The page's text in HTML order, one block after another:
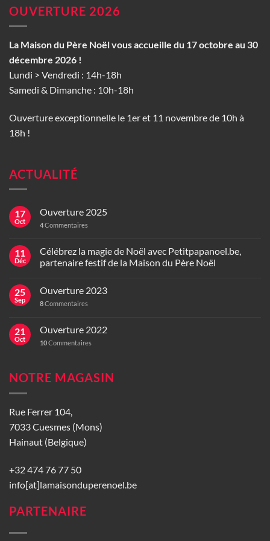
OUVERTURE 2026
La Maison du Père Noël vous accueille du 17 octobre au 30
décembre 2026 !
Lundi > Vendredi : 14h-18h
Samedi & Dimanche : 10h-18h
Ouverture exceptionnelle le 1er et 11 novembre de 10h à
18h !
ACTUALITÉ
17
Oct
Ouverture 2025
4Commentaires
11
Déc
Célébrez la magie de Noël avec Petitpapanoel.be,
partenaire festif de la Maison du Père Noël
25
Sep
Ouverture 2023
8Commentaires
21
Oct
Ouverture 2022
10Commentaires
NOTRE MAGASIN
Rue Ferrer 104,
7033 Cuesmes (Mons)
Hainaut (Belgique)
+32 474 76 77 50
info[at]lamaisonduperenoel.be
PARTENAIRE